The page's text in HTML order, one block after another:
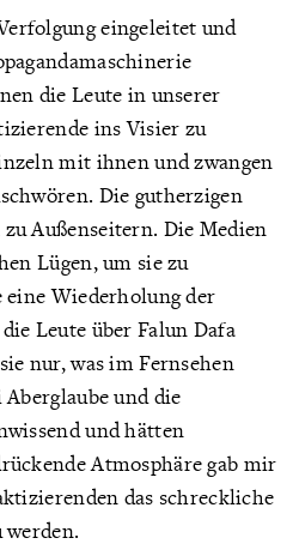
eingeleitet und
die Leute in unserer
ins Visier zu
mit ihnen und zwangen
Die gutherzigen
Außenseitern. Die Medien
Lügen, um sie zu
Wiederholung der
Leute über Falun Dafa
nur, was im Fernsehen
Aberglaube und die
und hätten
Atmosphäre gab mir
das schreckliche